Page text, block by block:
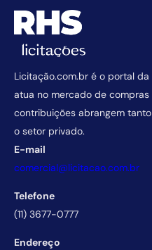
Licitação.com.br é o portal
atua no mercado de compras
contribuições abrangem
o setor privado.
E-mail
comercial@licitacao.com.br
Telefone
(11) 3677-0777
Endereço